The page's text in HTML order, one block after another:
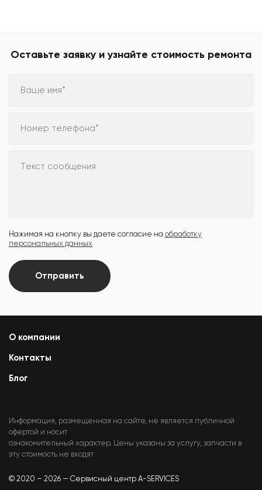
Оставьте заявку и узнайте стоимость ремонта
Ваше имя*
Номер телефона*
Текст сообщения
Нажимая на кнопку вы даете согласие на обработку
персональных данных
Отправить
О компании
Контакты
Блог
Информация, размещенная на сайте, не является публичной
офертой и носит
ознакомительный характер. Цены указаны за услугу, запчасти в
эту стоимость не входят
© 2020 – 2026 — Сервисный центр A-SERVICES